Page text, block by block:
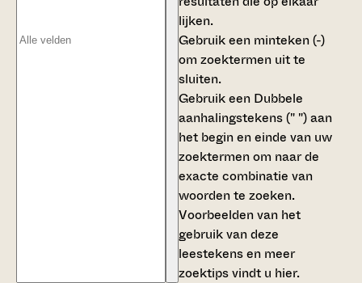
lijken.
Gebruik een minteken (-)
om zoektermen uit te
sluiten.
Gebruik een Dubbele
aanhalingstekens (" ")aan
het begin en einde van uw
zoektermen om naar de
exacte combinatie van
woorden te zoeken.
Voorbeelden van het
gebruik van deze
leestekens en meer
zoektips vindt u hier.